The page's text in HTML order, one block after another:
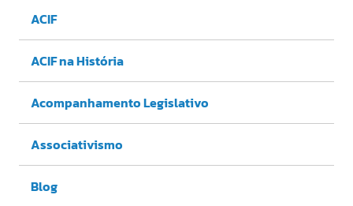
ACIF
ACIF na História
Acompanhamento Legislativo
Associativismo
Blog